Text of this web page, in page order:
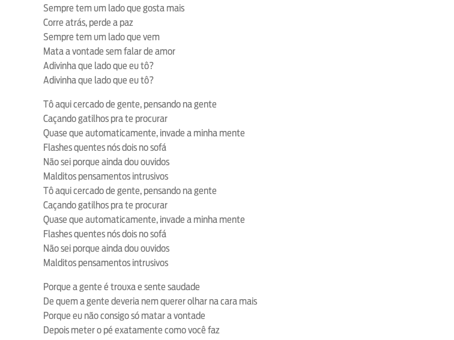
Sempre tem um lado que gosta mais
Corre atrás, perde a paz
Sempre tem um lado que vem
Mata a vontade sem falar de amor
Adivinha que lado que eu tô?
Adivinha que lado que eu tô?
Tô aqui cercado de gente, pensando na gente
Caçando gatilhos pra te procurar
Quase que automaticamente, invade a minha mente
Flashes quentes nós dois no sofá
Não sei porque ainda dou ouvidos
Malditos pensamentos intrusivos
Tô aqui cercado de gente, pensando na gente
Caçando gatilhos pra te procurar
Quase que automaticamente, invade a minha mente
Flashes quentes nós dois no sofá
Não sei porque ainda dou ouvidos
Malditos pensamentos intrusivos
Porque a gente é trouxa e sente saudade
De quem a gente deveria nem querer olhar na cara mais
Porque eu não consigo só matar a vontade
Depois meter o pé exatamente como você faz